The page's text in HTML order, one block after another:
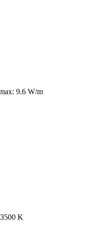
9.6 W/m
K